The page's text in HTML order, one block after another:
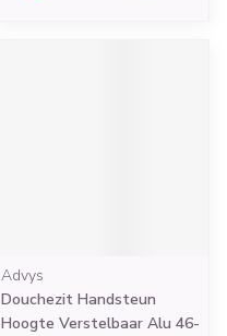
Advys
Douchezit Handsteun
Hoogte Verstelbaar Alu 46-